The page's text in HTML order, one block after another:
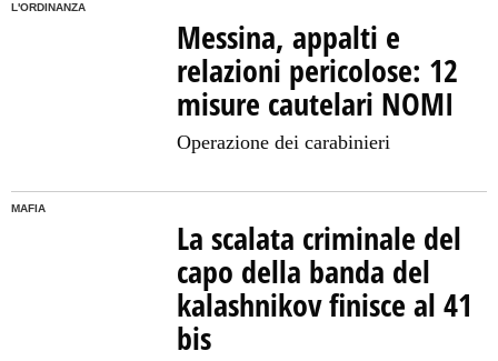
L'ORDINANZA
Messina, appalti e
relazioni pericolose: 12
misure cautelari NOMI
Operazione dei carabinieri
MAFIA
La scalata criminale del
capo della banda del
kalashnikov finisce al 41
bis